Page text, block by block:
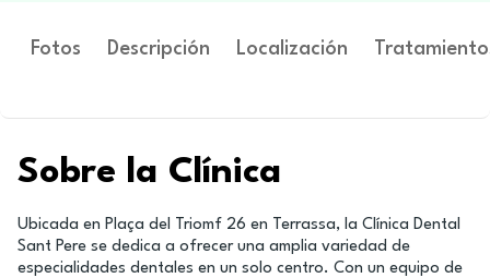
Fotos Descripción Localización
Sobre la Clínica
Ubicada en Plaça del Triomf 26 en Terrassa, la Clínica Dental
Sant Pere se dedica a ofrecer una amplia variedad de
especialidades dentales en un solo centro. Con un equipo de